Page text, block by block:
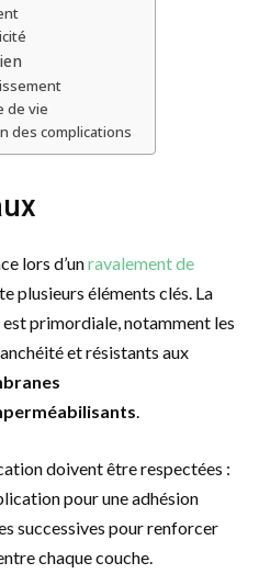
de vie
des complications
lors d’unravalement de
plusieurs éléments clés. La
primordiale, notamment les
et résistants aux
doivent être respectées :
pour une adhésion
successives pour renforcer
chaque couche.